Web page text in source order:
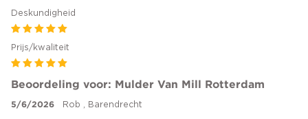
Deskundigheid
Prijs/kwaliteit
Beoordeling voor: Mulder Van Mill Rotterdam
5/6/2026 Rob , Barendrecht